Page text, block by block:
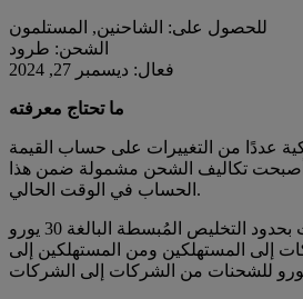
للحصول على: الشاحنين, المستلمون
الشحن: طرود
فعال: ديسمبر 27, 2024
ما تحتاج معرفته
عددًا من التغييرات على حساب القيمة
تكاليف الشحن مشمولة ضمن هذا
الحساب في الوقت الحالي.
تتعلق هذه التغييرات بحدود التخليص المُبسطة البالغة 30 يورو
إلى المستهلكين ومن المستهلكين إلى